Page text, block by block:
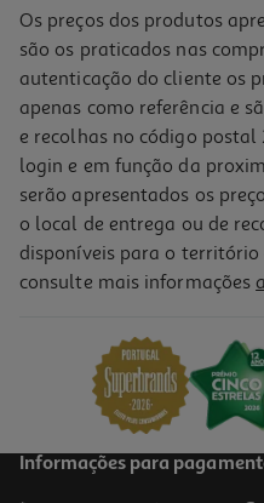
-17%
Luz Led Super Mário Star
Price reduced from
14,99 €
Os preços dos produtos
são os praticados nas
autenticação do cliente os
apenas como referência e
e recolhas no código
login e em função da
serão apresentados os
o local de entrega ou de
disponíveis para o
consulte mais informações
Informações para